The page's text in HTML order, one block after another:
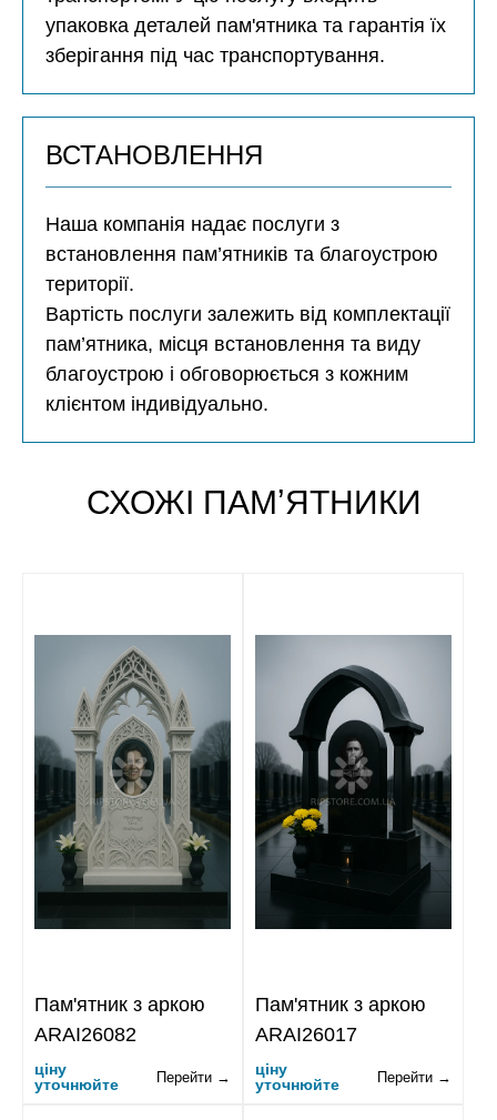
упаковка деталей пам'ятника та гарантія їх
зберігання під час транспортування.
ВСТАНОВЛЕННЯ
Наша компанія надає послуги з
встановлення пам’ятників та благоустрою
території.
Вартість послуги залежить від комплектації
пам’ятника, місця встановлення та виду
благоустрою і обговорюється з кожним
клієнтом індивідуально.
СХОЖІ ПАМʼЯТНИКИ
Пам'ятник з аркою
ARAI26082
ціну
уточнюйте
Перейти →
Пам'ятник з аркою
ARAI26017
ціну
уточнюйте
Перейти →